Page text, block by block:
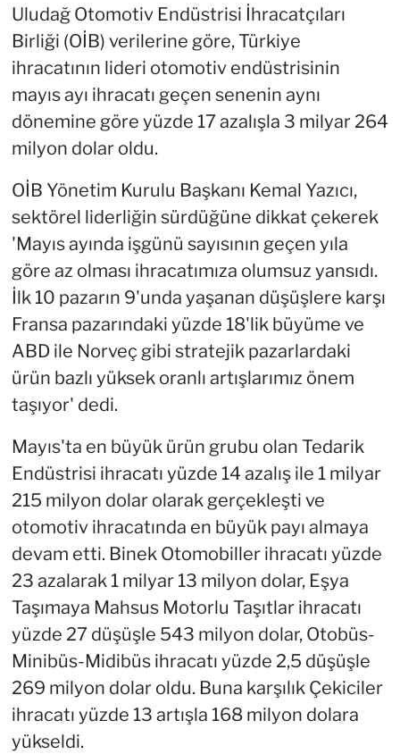
Uludağ Otomotiv Endüstrisi İhracatçıları
Birliği (OİB) verilerine göre, Türkiye
ihracatının lideri otomotiv endüstrisinin
mayıs ayı ihracatı geçen senenin aynı
dönemine göre yüzde 17 azalışla 3 milyar 264
milyon dolar oldu.
OİB Yönetim Kurulu Başkanı Kemal Yazıcı,
sektörel liderliğin sürdüğüne dikkat çekerek
'Mayıs ayında işgünü sayısının geçen yıla
göre az olması ihracatımıza olumsuz yansıdı.
İlk 10 pazarın 9'unda yaşanan düşüşlere karşı
Fransa pazarındaki yüzde 18'lik büyüme ve
ABD ile Norveç gibi stratejik pazarlardaki
ürün bazlı yüksek oranlı artışlarımız önem
taşıyor' dedi.
Mayıs'ta en büyük ürün grubu olan Tedarik
Endüstrisi ihracatı yüzde 14 azalış ile 1 milyar
215 milyon dolar olarak gerçekleşti ve
otomotiv ihracatında en büyük payı almaya
devam etti. Binek Otomobiller ihracatı yüzde
23 azalarak 1 milyar 13 milyon dolar, Eşya
Taşımaya Mahsus Motorlu Taşıtlar ihracatı
yüzde 27 düşüşle 543 milyon dolar, Otobüs-
Minibüs-Midibüs ihracatı yüzde 2,5 düşüşle
269 milyon dolar oldu. Buna karşılık Çekiciler
ihracatı yüzde 13 artışla 168 milyon dolara
yükseldi.